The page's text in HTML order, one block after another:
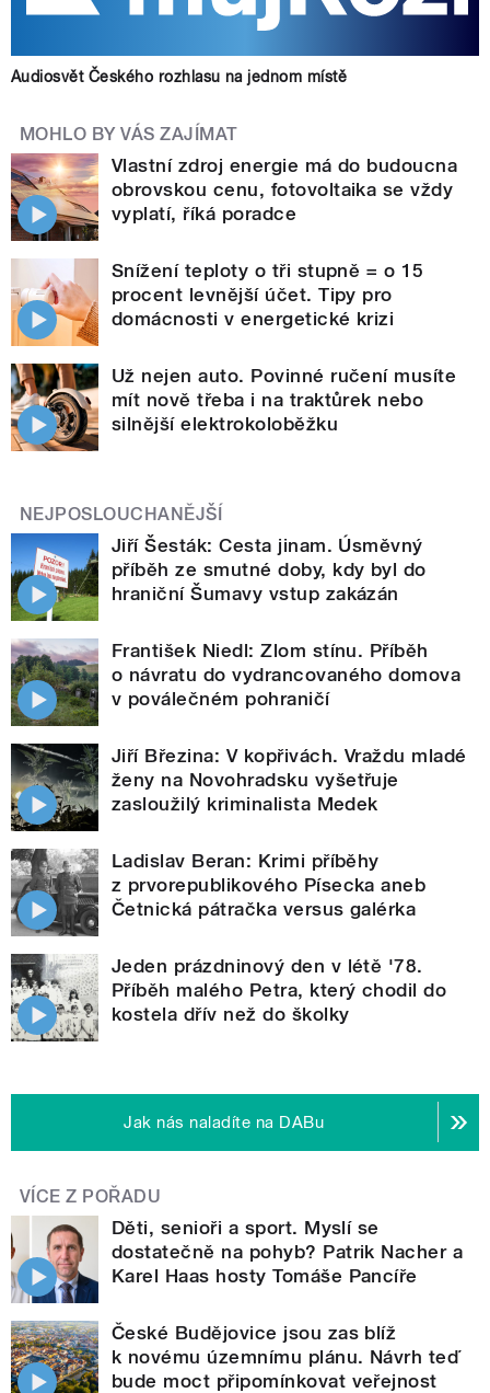
Audiosvět Českého rozhlasu na jednom místě
MOHLO BY VÁS ZAJÍMAT
Vlastní zdroj energie má do budoucna
obrovskou cenu, fotovoltaika se vždy
vyplatí, říká poradce
Snížení teploty o tři stupně = o 15
procent levnější účet. Tipy pro
domácnosti v energetické krizi
Už nejen auto. Povinné ručení musíte
mít nově třeba i na traktůrek nebo
silnější elektrokoloběžku
NEJPOSLOUCHANĚJŠÍ
Jiří Šesták: Cesta jinam. Úsměvný
příběh ze smutné doby, kdy byl do
hraniční Šumavy vstup zakázán
František Niedl: Zlom stínu. Příběh
o návratu do vydrancovaného domova
v poválečném pohraničí
Jiří Březina: V kopřivách. Vraždu mladé
ženy na Novohradsku vyšetřuje
zasloužilý kriminalista Medek
Ladislav Beran: Krimi příběhy
z prvorepublikového Písecka aneb
Četnická pátračka versus galérka
Jeden prázdninový den v létě '78.
Příběh malého Petra, který chodil do
kostela dřív než do školky
Jak nás naladíte na DABu
VÍCE Z POŘADU
Děti, senioři a sport. Myslí se
dostatečně na pohyb? Patrik Nacher a
Karel Haas hosty Tomáše Pancíře
České Budějovice jsou zas blíž
k novému územnímu plánu. Návrh teď
bude moct připomínkovat veřejnost